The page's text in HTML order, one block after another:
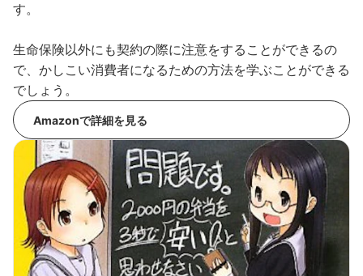
す。
生命保険以外にも契約の際に注意をすることができるの
で、かしこい消費者になるための方法を学ぶことができる
でしょう。
Amazonで詳細を見る